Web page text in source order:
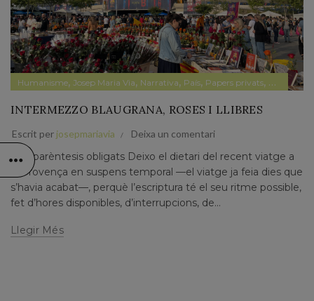
Humanisme, Josep Maria Via, Narrativa, País, Papers privats,
INTERMEZZO BLAUGRANA, ROSES I LLIBRES
Escrit per josepmariavia Deixa un comentari
Dos parèntesis obligats Deixo el dietari del recent viatge a
la Provença en suspens temporal —el viatge ja feia dies que
s’havia acabat—, perquè l’escriptura té el seu ritme possible,
fet d’hores disponibles, d’interrupcions, de...
Llegir Més